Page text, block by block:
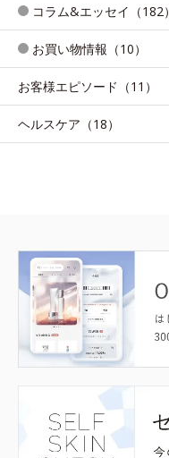
コラム&エッセイ（182）
お買い物情報（10）
お客様エピソード（11）
ヘルスケア（18）